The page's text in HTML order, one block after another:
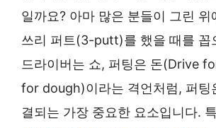
일까요? 아마 많은 분들이 그린 위
쓰리 퍼트(3-putt)를 했을 때를 꼽
드라이버는 쇼, 퍼팅은 돈(Drive
for dough)이라는 격언처럼, 퍼팅
결되는 가장 중요한 요소입니다.